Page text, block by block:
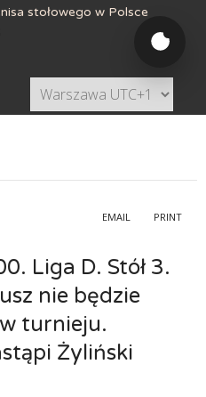
stołowego w Polsce
PRINT
EMAIL
Liga D. Stół 3.
nie będzie
turnieju.
Żyliński